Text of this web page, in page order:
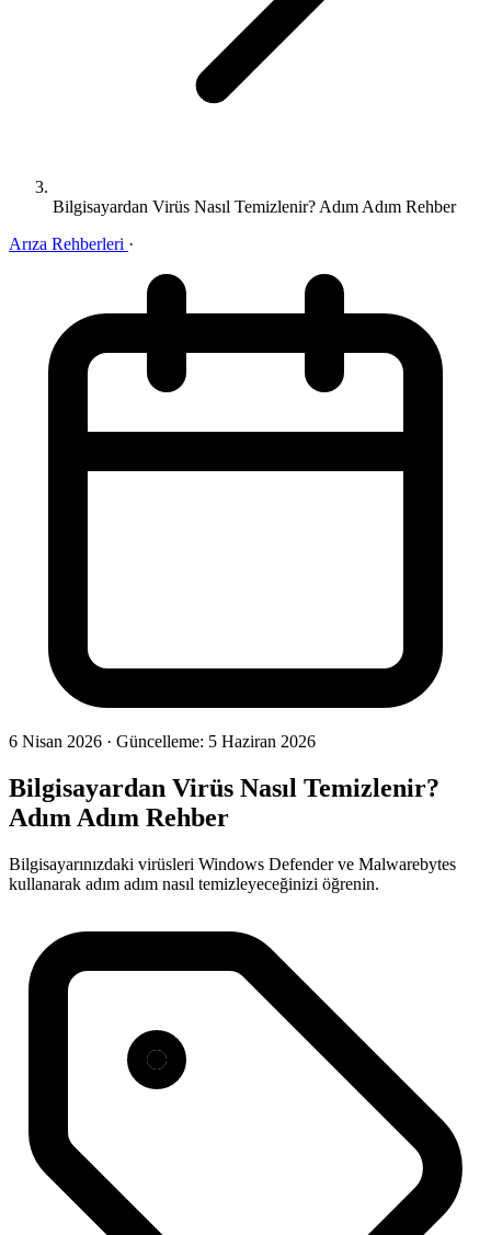
Bilgisayardan Virüs Nasıl Temizlenir? Adım Adım Rehber
Arıza Rehberleri ·
6 Nisan 2026 · Güncelleme: 5 Haziran 2026
Bilgisayardan Virüs Nasıl Temizlenir?
Adım Adım Rehber
Bilgisayarınızdaki virüsleri Windows Defender ve Malwarebytes
kullanarak adım adım nasıl temizleyeceğinizi öğrenin.